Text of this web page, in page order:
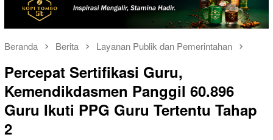
Beranda Berita Layanan Publik dan Pemerintahan
Percepat Sertifikasi Guru,
Kemendikdasmen Panggil 60.896
Guru Ikuti PPG Guru Tertentu Tahap
2